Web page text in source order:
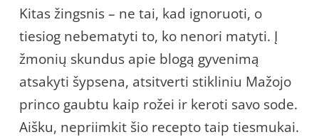
Kitas žingsnis – ne tai, kad ignoruoti, o
tiesiog nebematyti to, ko nenori matyti. Į
žmonių skundus apie blogą gyvenimą
atsakyti šypsena, atsitverti stikliniu Mažojo
princo gaubtu kaip rožei ir keroti savo sode.
Aišku, nepriimkit šio recepto taip tiesmukai.